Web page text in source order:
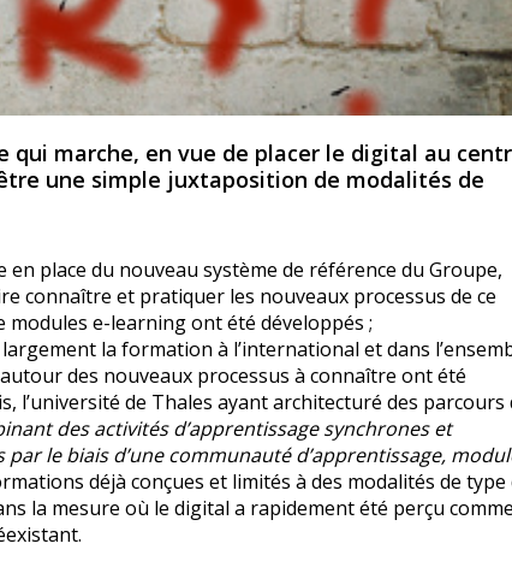
qui marche, en vue de placer le digital au
une simple juxtaposition de modalités de
place du nouveau système de référence du Groupe,
connaître et pratiquer les nouveaux processus de ce
e-learning ont été développés ;
la formation à l’international et dans
des nouveaux processus à connaître ont été
de Thales ayant architecturé des parcours
des activités d’apprentissage synchrones et
le biais d’une communauté d’apprentissage,
déjà conçues et limités à des modalités de type
la mesure où le digital a rapidement été perçu comme